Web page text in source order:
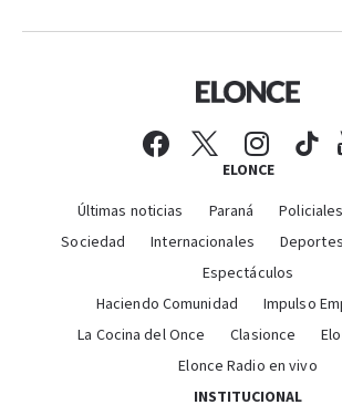
ELONCE
Últimas noticias Paraná Policiales
Sociedad
Internacionales Deportes
Espectáculos
Haciendo Comunidad
Impulso
La Cocina del Once
Clasionce
Elonce Radio en vivo
INSTITUCIONAL